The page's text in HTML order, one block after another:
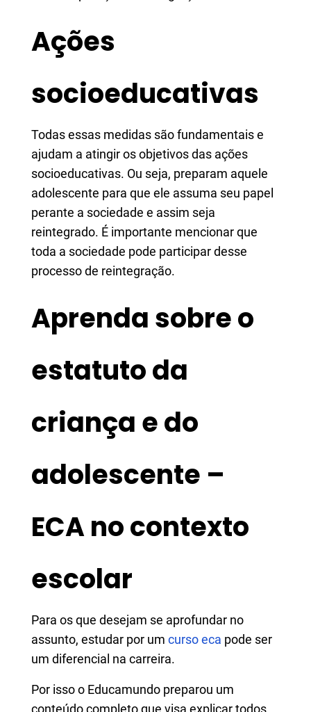
Ações
socioeducativas
Todas essas medidas são fundamentais e
ajudam a atingir os objetivos das ações
socioeducativas. Ou seja, preparam aquele
adolescente para que ele assuma seu papel
perante a sociedade e assim seja
reintegrado. É importante mencionar que
toda a sociedade pode participar desse
processo de reintegração.
Aprenda sobre o
estatuto da
criança e do
adolescente –
ECA no contexto
escolar
Para os que desejam se aprofundar no
assunto, estudar por um curso eca pode ser
um diferencial na carreira.
Por isso o Educamundo preparou um
conteúdo completo que visa explicar todos